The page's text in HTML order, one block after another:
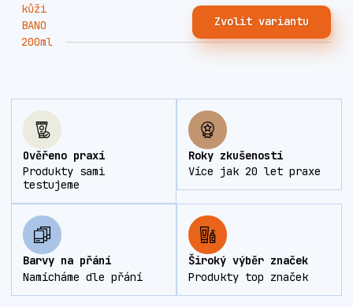
Zvolit variantu
Ověřeno praxí
Produkty sami
testujeme
Roky zkušeností
Více jak 20 let praxe
Barvy na přání
Namícháme dle přání
Široký výběr značek
Produkty top značek